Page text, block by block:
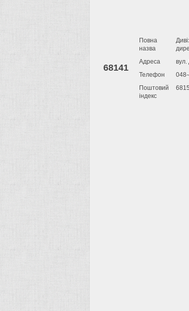
68141
Повна
назва
Адреса
Телефон
Поштовий
індекс